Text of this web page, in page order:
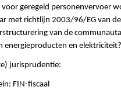
geregeld personenvervoer
met richtlijn 2003/96/EG van de
van de
energieproducten en elektriciteit?
jurisprudentie:
FIN-fiscaal